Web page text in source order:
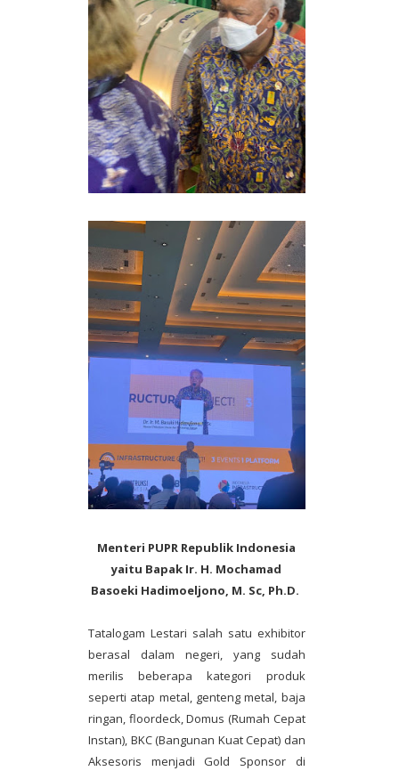
Menteri PUPR Republik Indonesia
yaitu Bapak Ir. H. Mochamad
Basoeki Hadimoeljono, M. Sc, Ph.D.
Tatalogam Lestari salah satu exhibitor
berasal dalam negeri, yang sudah
merilis beberapa kategori produk
seperti atap metal, genteng metal, baja
ringan, floordeck, Domus (Rumah Cepat
Instan), BKC (Bangunan Kuat Cepat) dan
Aksesoris menjadi Gold Sponsor di